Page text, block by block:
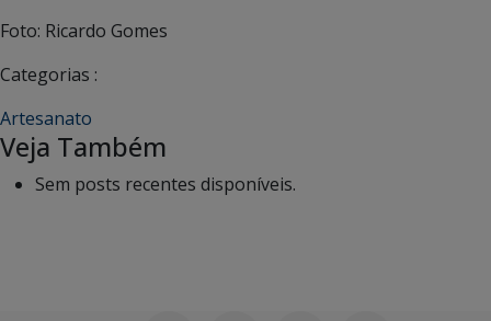
Foto: Ricardo Gomes
Categorias :
Artesanato
Veja Também
Sem posts recentes disponíveis.